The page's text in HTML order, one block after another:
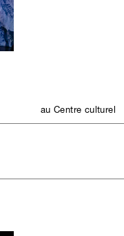
au Centre culturel